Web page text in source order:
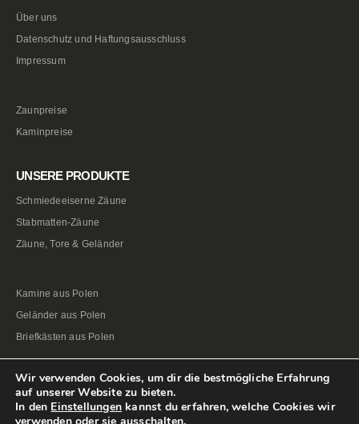
Über uns
Datenschutz und Haftungsausschluss
Impressum
Zaunpreise
Kaminpreise
UNSERE PRODUKTE
Schmiedeeiserne Zäune
Stabmatten-Zäune
Zäune, Tore & Geländer
Kamine aus Polen
Geländer aus Polen
Briefkästen aus Polen
Wir verwenden Cookies, um dir die bestmögliche Erfahrung
auf unserer Website zu bieten.
In den Einstellungen kannst du erfahren, welche Cookies wir